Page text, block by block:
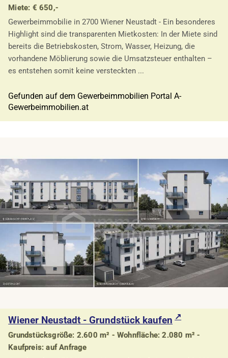
Miete: € 650,-
Gewerbeimmobilie in 2700 Wiener Neustadt - Ein besonderes
Highlight sind die transparenten Mietkosten: In der Miete sind
bereits die Betriebskosten, Strom, Wasser, Heizung, die
vorhandene Möblierung sowie die Umsatzsteuer enthalten –
es entstehen somit keine versteckten ...
Gefunden auf dem Gewerbeimmobilien Portal A-
Gewerbeimmobilien.at
Wiener Neustadt - Grundstück kaufen
Grundstücksgröße: 2.600 m² - Wohnfläche: 2.080 m² -
Kaufpreis: auf Anfrage